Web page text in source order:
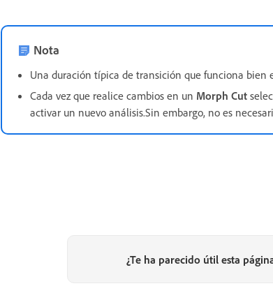
Nota
Una duración típica de transición que funciona bien
Cada vez que realice cambios en un Morph Cut
activar un nuevo análisis.Sin embargo, no es
¿Te ha parecido útil esta